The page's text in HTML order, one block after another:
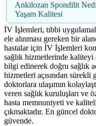
Ankilozan Spondilit
Yaşam Kalitesi
İV İşlemleri, tıbbi
ele alınması gereken bir
hastalar için İV İşlemleri
sağlık hizmetlerinde kaliteyi
bilgi edinerek doğru sağlık
hizmetleri açısından sürekli
doktorlara ulaşımın
veren sağlık kuruluşları ve
hasta memnuniyeti ve
çıkmaktadır. En güncel
güvende.